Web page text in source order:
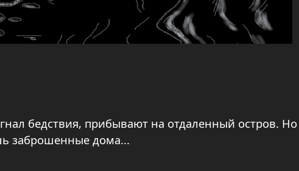
бедствия, прибывают на отдаленный остров.
заброшенные дома...